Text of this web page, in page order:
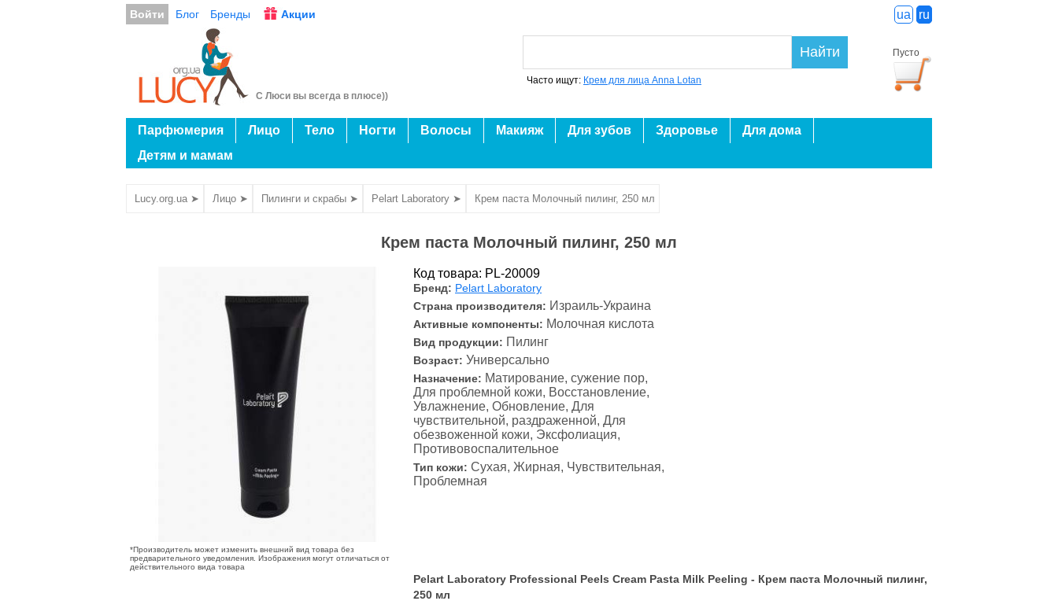
Войти Блог Бренды Акции ua ru
С Люси вы всегда в плюсе))
Пусто
Найти
Часто ищут: Крем для лица Anna Lotan
Парфюмерия Лицо Тело Ногти Волосы Макияж Для зубов Здоровье
Для дома
Детям и мамам
Lucy.org.ua ➤ Лицо ➤ Пилинги и скрабы ➤ Pelart Laboratory ➤ Крем паста Молочный пилинг, 250 мл
Крем паста Молочный пилинг, 250 мл
*Производитель может изменить внешний вид товара без
предварительного уведомления. Изображения могут отличаться от
действительного вида товара
Код товара: PL-20009
Бренд: Pelart Laboratory
Страна производителя: Израиль-Украина
Активные компоненты: Молочная кислота
Вид продукции: Пилинг
Возраст: Универсально
Назначение: Матирование, сужение пор,
Для проблемной кожи, Восстановление,
Увлажнение, Обновление, Для
чувствительной, раздраженной, Для
обезвоженной кожи, Эксфолиация,
Противовоспалительное
Тип кожи: Сухая, Жирная, Чувствительная,
Проблемная
Pelart Laboratory Professional Peels Cream Pasta Milk Peeling - Крем паста Молочный пилинг,
250 мл